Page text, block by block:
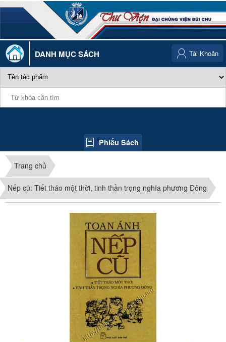
DANH MỤC SÁCH
Phiếu Sách
Tài Khoản
Trang chủ
Nếp cũ: Tiết tháo một thời, tinh thần trọng nghĩa phương Đông